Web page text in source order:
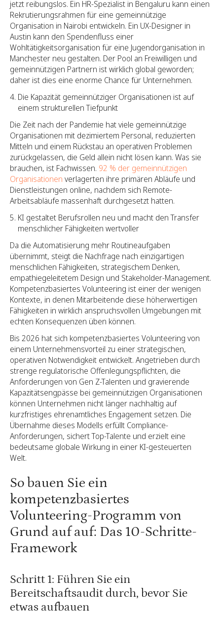
jetzt reibungslos. Ein HR-Spezialist in Bengaluru kann einen
Rekrutierungsrahmen für eine gemeinnützige
Organisation in Nairobi entwickeln. Ein UX-Designer in
Austin kann den Spendenfluss einer
Wohltätigkeitsorganisation für eine Jugendorganisation in
Manchester neu gestalten. Der Pool an Freiwilligen und
gemeinnützigen Partnern ist wirklich global geworden;
daher ist dies eine enorme Chance für Unternehmen.
Die Kapazität gemeinnütziger Organisationen ist auf
einem strukturellen Tiefpunkt
Die Zeit nach der Pandemie hat viele gemeinnützige
Organisationen mit dezimiertem Personal, reduzierten
Mitteln und einem Rückstau an operativen Problemen
zurückgelassen, die Geld allein nicht lösen kann. Was sie
brauchen, ist Fachwissen. 92 % der gemeinnützigen
Organisationen verlagerten ihre primären Abläufe und
Dienstleistungen online, nachdem sich Remote-
Arbeitsabläufe massenhaft durchgesetzt hatten.
KI gestaltet Berufsrollen neu und macht den Transfer
menschlicher Fähigkeiten wertvoller
Da die Automatisierung mehr Routineaufgaben
übernimmt, steigt die Nachfrage nach einzigartigen
menschlichen Fähigkeiten, strategischem Denken,
empathiegeleitetem Design und Stakeholder-Management.
Kompetenzbasiertes Volunteering ist einer der wenigen
Kontexte, in denen Mitarbeitende diese höherwertigen
Fähigkeiten in wirklich anspruchsvollen Umgebungen mit
echten Konsequenzen üben können.
Bis 2026 hat sich kompetenzbasiertes Volunteering von
einem Unternehmensvorteil zu einer strategischen,
operativen Notwendigkeit entwickelt. Angetrieben durch
strenge regulatorische Offenlegungspflichten, die
Anforderungen von Gen Z-Talenten und gravierende
Kapazitätsengpässe bei gemeinnützigen Organisationen
können Unternehmen nicht länger nachhaltig auf
kurzfristiges ehrenamtliches Engagement setzen. Die
Übernahme dieses Modells erfüllt Compliance-
Anforderungen, sichert Top-Talente und erzielt eine
bedeutsame globale Wirkung in einer KI-gesteuerten
Welt.
So bauen Sie ein
kompetenzbasiertes
Volunteering-Programm von
Grund auf auf: Das 10-Schritte-
Framework
Schritt 1: Führen Sie ein
Bereitschaftsaudit durch, bevor Sie
etwas aufbauen